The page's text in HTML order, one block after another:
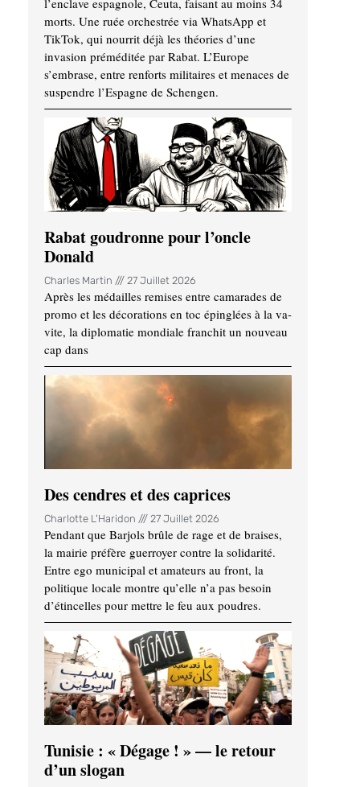
l’enclave espagnole, Ceuta, faisant au moins 34
morts. Une ruée orchestrée via WhatsApp et
TikTok, qui nourrit déjà les théories d’une
invasion préméditée par Rabat. L’Europe
s’embrase, entre renforts militaires et menaces de
suspendre l’Espagne de Schengen.
Rabat goudronne pour l’oncle
Donald
Charles Martin 27 Juillet 2026
Après les médailles remises entre camarades de
promo et les décorations en toc épinglées à la va-
vite, la diplomatie mondiale franchit un nouveau
cap dans
Des cendres et des caprices
Charlotte L'Haridon 27 Juillet 2026
Pendant que Barjols brûle de rage et de braises,
la mairie préfère guerroyer contre la solidarité.
Entre ego municipal et amateurs au front, la
politique locale montre qu’elle n’a pas besoin
d’étincelles pour mettre le feu aux poudres.
Tunisie : « Dégage ! » — le retour
d’un slogan